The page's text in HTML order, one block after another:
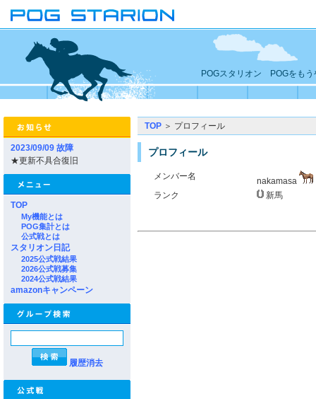
POGスタリオン POGをもう
2023/09/09 故障
★更新不具合復旧
TOP
My機能とは
POG集計とは
公式戦とは
スタリオン日記
2025公式戦結果
2026公式戦募集
2024公式戦結果
amazonキャンペーン
履歴消去
TOP ＞ プロフィール
プロフィール
メンバー名
nakamasa
ランク
新馬